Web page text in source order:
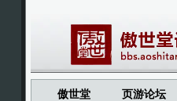
傲世堂 页游论坛